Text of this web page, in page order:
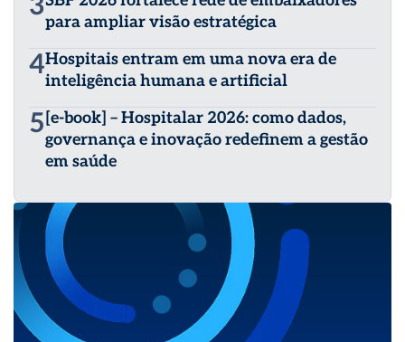
para ampliar visão estratégica
4Hospitais entram em uma nova era de
inteligência humana e artificial
5 [e-book] – Hospitalar 2026: como dados,
governança e inovação redefinem a gestão
em saúde